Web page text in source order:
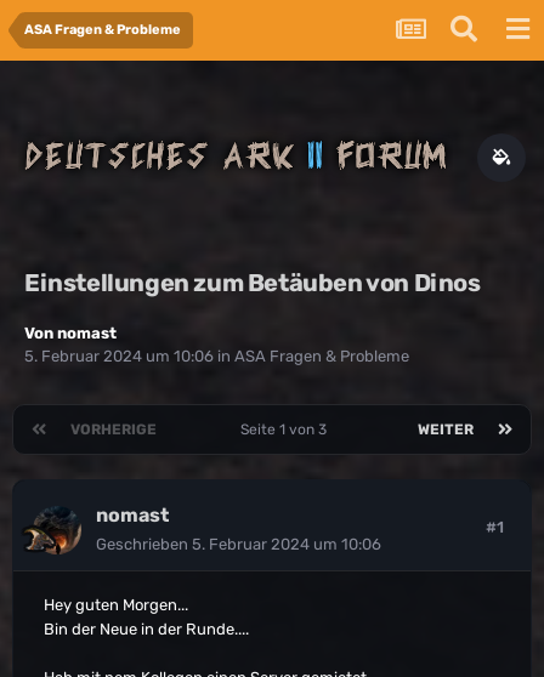
ASA Fragen & Probleme
Einstellungen zum Betäuben von Dinos
Von nomast
5. Februar 2024 um 10:06 in ASA Fragen & Probleme
VORHERIGE WEITER
Seite 1 von 3
nomast
Geschrieben 5. Februar 2024 um 10:06
#1
Hey guten Morgen...
Bin der Neue in der Runde....